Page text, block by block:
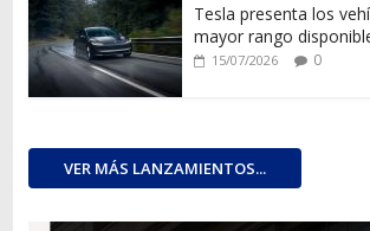
Tesla presenta los
mayor rango
15/07/2026 0
VER MÁS LANZAMIENTOS...